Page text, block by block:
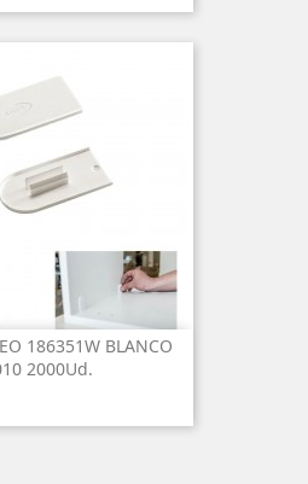
186351W BLANCO
2000Ud.